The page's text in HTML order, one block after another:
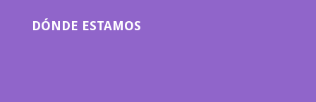
DÓNDE ESTAMOS